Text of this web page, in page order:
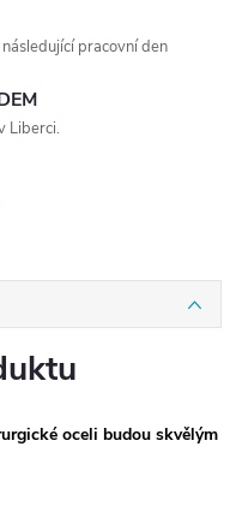
pracovní den
Liberci.
oceli budou skvělým